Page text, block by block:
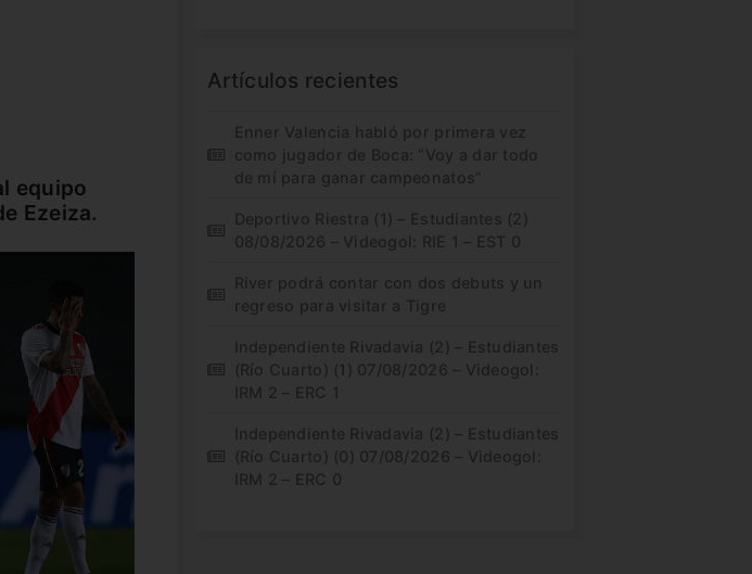
equipo
Ezeiza.
Artículos recientes
Enner Valencia habló por primera vez
como jugador de Boca: “Voy a dar todo
de mí para ganar campeonatos”
Deportivo Riestra (1) – Estudiantes (2)
08/08/2026 – Videogol: RIE 1 – EST 0
River podrá contar con dos debuts y un
regreso para visitar a Tigre
Independiente Rivadavia (2) – Estudiantes
(Río Cuarto) (1) 07/08/2026 – Videogol:
IRM 2 – ERC 1
Independiente Rivadavia (2) – Estudiantes
(Río Cuarto) (0) 07/08/2026 – Videogol:
IRM 2 – ERC 0